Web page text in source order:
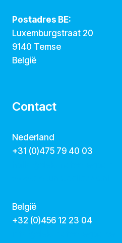
Postadres BE:
Luxemburgstraat 20
9140 Temse
België
Contact
Nederland
+31 (0)475 79 40 03
België
‭+32 (0)456 12 23 04‬